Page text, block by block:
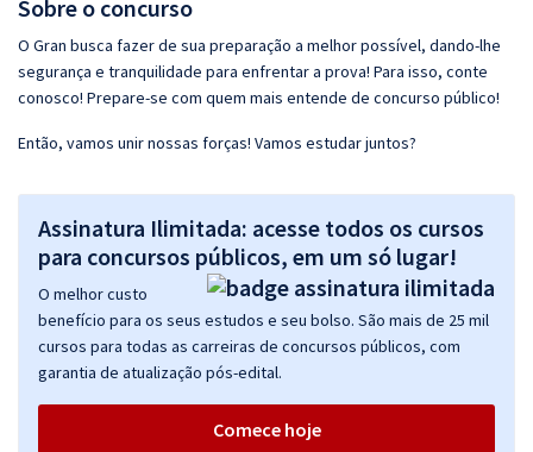
Sobre o concurso
O Gran busca fazer de sua preparação a melhor possível, dando-lhe
segurança e tranquilidade para enfrentar a prova! Para isso, conte
conosco! Prepare-se com quem mais entende de concurso público!
Então, vamos unir nossas forças! Vamos estudar juntos?
Assinatura Ilimitada: acesse todos os cursos
para concursos públicos, em um só lugar!
O melhor custo
benefício para os seus estudos e seu bolso. São mais de 25 mil
cursos para todas as carreiras de concursos públicos, com
garantia de atualização pós-edital.
Comece hoje